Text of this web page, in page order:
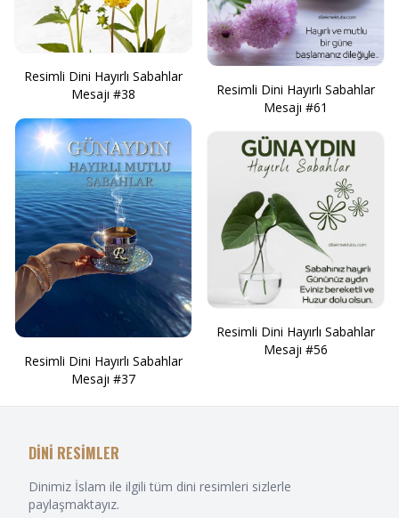
Resimli Dini Hayırlı Sabahlar
Mesajı #38
Resimli Dini Hayırlı Sabahlar
Mesajı #37
Resimli Dini Hayırlı Sabahlar
Mesajı #61
Resimli Dini Hayırlı Sabahlar
Mesajı #56
DİNİ RESİMLER
Dinimiz İslam ile ilgili tüm dini resimleri sizlerle
paylaşmaktayız.